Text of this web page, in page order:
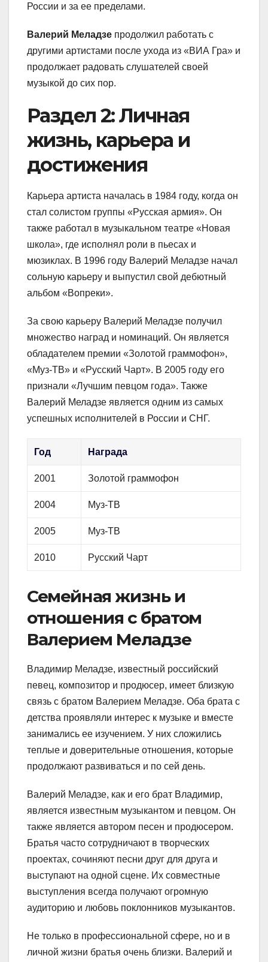
России и за ее пределами.
Валерий Меладзе продолжил работать с
другими артистами после ухода из «ВИА Гра» и
продолжает радовать слушателей своей
музыкой до сих пор.
Раздел 2: Личная
жизнь, карьера и
достижения
Карьера артиста началась в 1984 году, когда он
стал солистом группы «Русская армия». Он
также работал в музыкальном театре «Новая
школа», где исполнял роли в пьесах и
мюзиклах. В 1996 году Валерий Меладзе начал
сольную карьеру и выпустил свой дебютный
альбом «Вопреки».
За свою карьеру Валерий Меладзе получил
множество наград и номинаций. Он является
обладателем премии «Золотой граммофон»,
«Муз-ТВ» и «Русский Чарт». В 2005 году его
признали «Лучшим певцом года». Также
Валерий Меладзе является одним из самых
успешных исполнителей в России и СНГ.
Год Награда
2001 Золотой граммофон
2004 Муз-ТВ
2005 Муз-ТВ
2010 Русский Чарт
Семейная жизнь и
отношения с братом
Валерием Меладзе
Владимир Меладзе, известный российский
певец, композитор и продюсер, имеет близкую
связь с братом Валерием Меладзе. Оба брата с
детства проявляли интерес к музыке и вместе
занимались ее изучением. У них сложились
теплые и доверительные отношения, которые
продолжают развиваться и по сей день.
Валерий Меладзе, как и его брат Владимир,
является известным музыкантом и певцом. Он
также является автором песен и продюсером.
Братья часто сотрудничают в творческих
проектах, сочиняют песни друг для друга и
выступают на одной сцене. Их совместные
выступления всегда получают огромную
аудиторию и любовь поклонников музыкантов.
Не только в профессиональной сфере, но и в
личной жизни братья очень близки. Валерий и